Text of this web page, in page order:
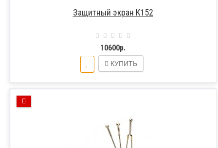
Защитный экран K152
10600р.
КУПИТЬ